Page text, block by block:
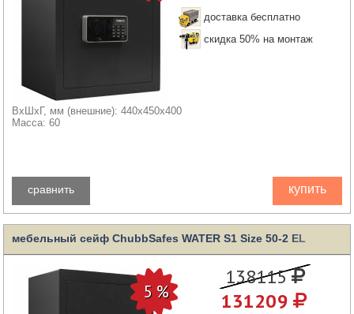
доставка бесплатно
скидка 50% на монтаж
ВхШхГ, мм (внешние): 440x450x400
Масса: 60
купить
сравнить
мебельный сейф ChubbSafes WATER S1 Size 50-2 EL
138115
131209